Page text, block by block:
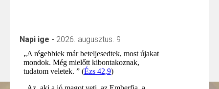
Napi ige - 2026. augusztus. 9